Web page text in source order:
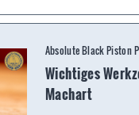
Absolute Black Piston
Wichtiges
Machart